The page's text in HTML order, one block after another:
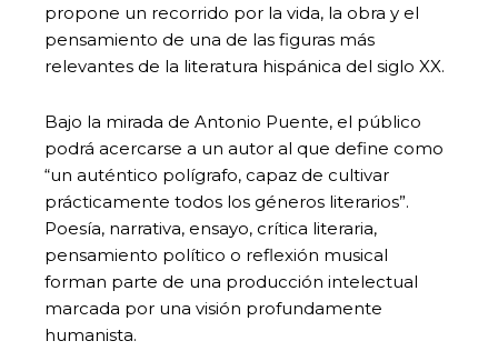
propone un recorrido por la vida, la obra y el
pensamiento de una de las figuras más
relevantes de la literatura hispánica del siglo XX.
Bajo la mirada de Antonio Puente, el público
podrá acercarse a un autor al que define como
“un auténtico polígrafo, capaz de cultivar
prácticamente todos los géneros literarios”.
Poesía, narrativa, ensayo, crítica literaria,
pensamiento político o reflexión musical
forman parte de una producción intelectual
marcada por una visión profundamente
humanista.